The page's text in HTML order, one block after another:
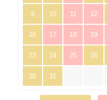
9 10 11 12
16 17 18 19
23 24 25 26
30 31